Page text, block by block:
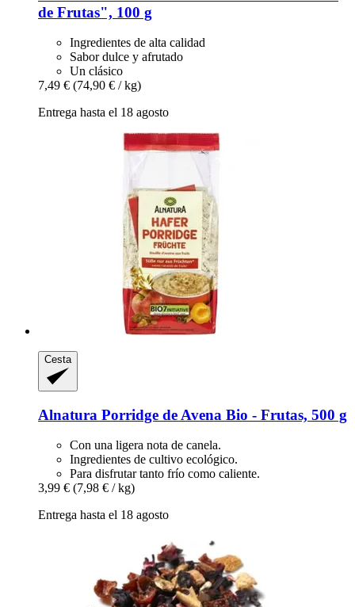
de Frutas", 100 g
Ingredientes de alta calidad
Sabor dulce y afrutado
Un clásico
7,49 € (74,90 € / kg)
Entrega hasta el 18 agosto
Cesta
Alnatura Porridge de Avena Bio -​ Frutas, 500 g
Con una ligera nota de canela.
Ingredientes de cultivo ecológico.
Para disfrutar tanto frío como caliente.
3,99 € (7,98 € / kg)
Entrega hasta el 18 agosto